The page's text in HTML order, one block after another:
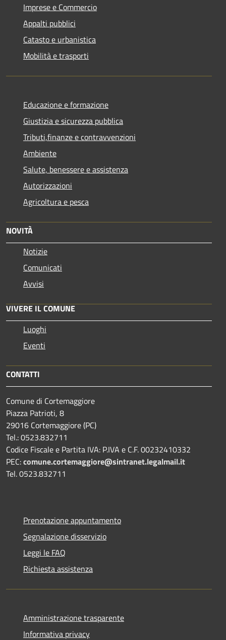
Imprese e Commercio
Appalti pubblici
Catasto e urbanistica
Mobilità e trasporti
Educazione e formazione
Giustizia e sicurezza pubblica
Tributi,finanze e contravvenzioni
Ambiente
Salute, benessere e assistenza
Autorizzazioni
Agricoltura e pesca
NOVITÀ
Notizie
Comunicati
Avvisi
VIVERE IL COMUNE
Luoghi
Eventi
CONTATTI
Comune di Cortemaggiore
Piazza Patrioti, 8
29016 Cortemaggiore (PC)
Tel.: 0523.832711
Codice Fiscale e Partita IVA: P.IVA e C.F. 00232410332
PEC:comune.cortemaggiore@sintranet.legalmail.it
Tel. 0523.832711
Prenotazione appuntamento
Segnalazione disservizio
Leggi le FAQ
Richiesta assistenza
Amministrazione trasparente
Informativa privacy